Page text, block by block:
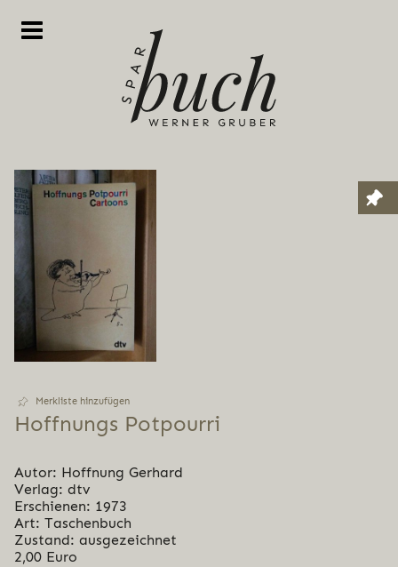
Merkliste hinzufügen
Hoffnungs Potpourri
Autor: Hoffnung Gerhard
Verlag: dtv
Erschienen: 1973
Art: Taschenbuch
Zustand: ausgezeichnet
2,00 Euro